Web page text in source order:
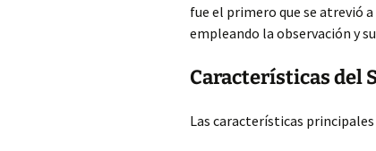
fue el primero que se atrevió
empleando la observación y
Características del
Las características